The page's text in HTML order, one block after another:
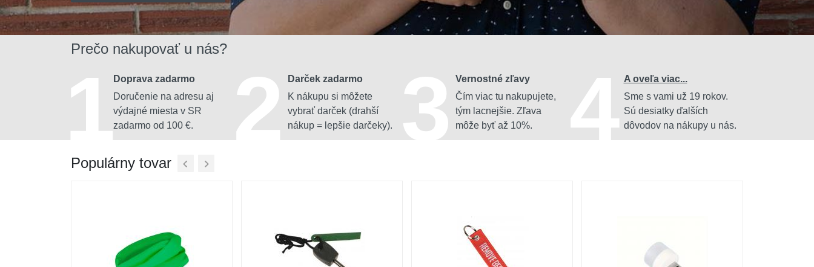
Prečo nakupovať u nás?
Doprava zadarmo
Doručenie na adresu aj
výdajné miesta v SR
zadarmo od 100 €.
1
Darček zadarmo
K nákupu si môžete
vybrať darček (drahší
nákup = lepšie darčeky).
2
Vernostné zľavy
Čím viac tu nakupujete,
tým lacnejšie. Zľava
môže byť až 10%.
3
A oveľa viac...
Sme s vami už 19 rokov.
Sú desiatky ďalších
dôvodov na nákupy u nás.
4
Populárny tovar